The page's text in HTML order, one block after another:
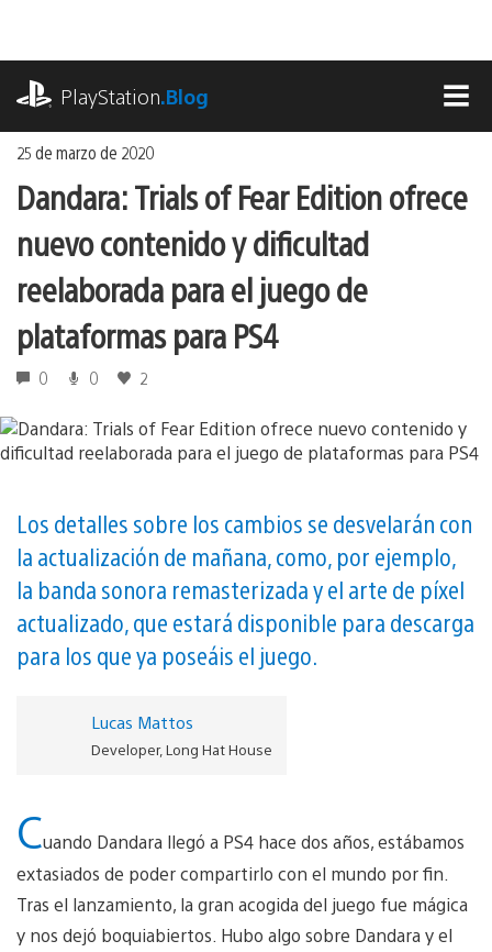
contenido
PlayStation.Blog
25 de marzo de 2020
Dandara: Trials of Fear Edition ofrece
nuevo contenido y dificultad
reelaborada para el juego de
plataformas para PS4
0 0 2
Los detalles sobre los cambios se desvelarán con
la actualización de mañana, como, por ejemplo,
la banda sonora remasterizada y el arte de píxel
actualizado, que estará disponible para descarga
para los que ya poseáis el juego.
Lucas Mattos
Developer, Long Hat House
Cuando Dandara llegó a PS4 hace dos años, estábamos
extasiados de poder compartirlo con el mundo por fin.
Tras el lanzamiento, la gran acogida del juego fue mágica
y nos dejó boquiabiertos. Hubo algo sobre Dandara y el